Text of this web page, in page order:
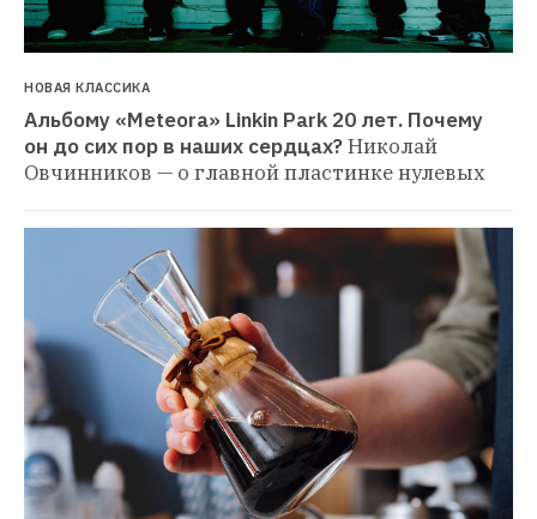
НОВАЯ КЛАССИКА
Альбому «Meteora» Linkin Park 20 лет. Почему
он до сих пор в наших сердцах?Николай
Овчинников — о главной пластинке нулевых